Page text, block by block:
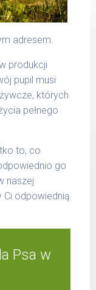
adresem.
produkcji
pupil musi
których
pełnego
to, co
go
naszej
Ci odpowiednią
Psa w